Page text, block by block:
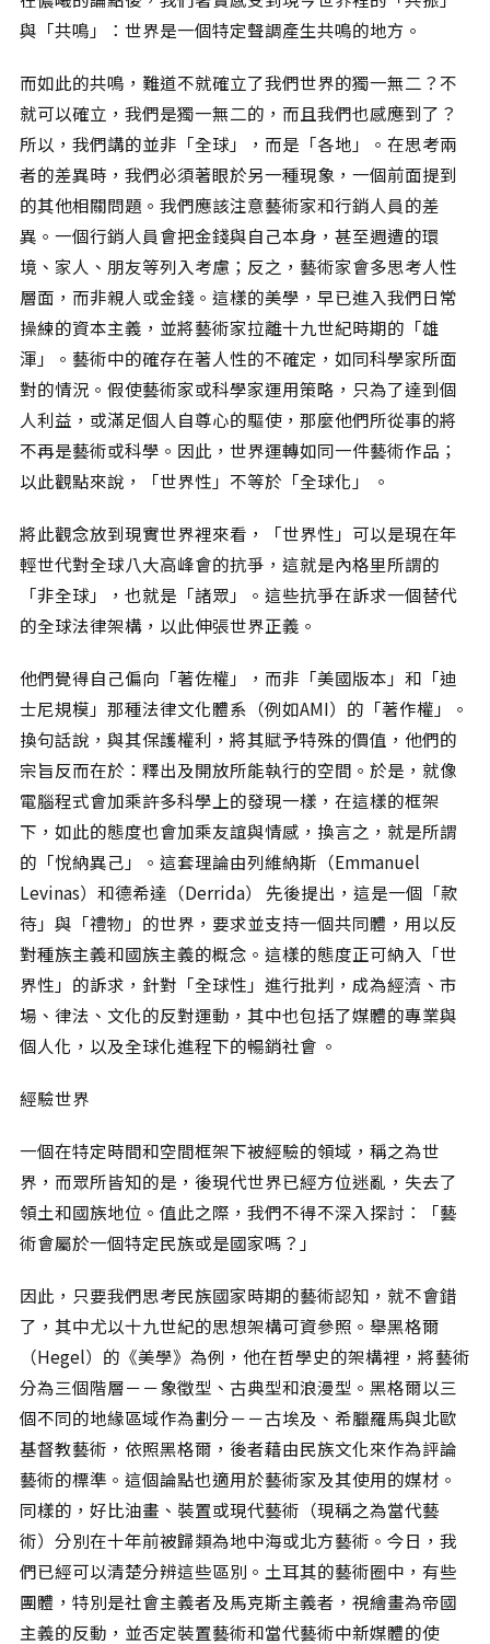
與「共鳴」：世界是一個特定聲調產生共鳴的地方。
而如此的共鳴，難道不就確立了我們世界的獨一無二？不
就可以確立，我們是獨一無二的，而且我們也感應到了？
所以，我們講的並非「全球」，而是「各地」。在思考兩
者的差異時，我們必須著眼於另一種現象，一個前面提到
的其他相關問題。我們應該注意藝術家和行銷人員的差
異。一個行銷人員會把金錢與自己本身，甚至週遭的環
境、家人、朋友等列入考慮；反之，藝術家會多思考人性
層面，而非親人或金錢。這樣的美學，早已進入我們日常
操練的資本主義，並將藝術家拉離十九世紀時期的「雄
渾」。藝術中的確存在著人性的不確定，如同科學家所面
對的情況。假使藝術家或科學家運用策略，只為了達到個
人利益，或滿足個人自尊心的驅使，那麼他們所從事的將
不再是藝術或科學。因此，世界運轉如同一件藝術作品；
以此觀點來說，「世界性」不等於「全球化」 。
將此觀念放到現實世界裡來看，「世界性」可以是現在年
輕世代對全球八大高峰會的抗爭，這就是內格里所謂的
「非全球」，也就是「諸眾」。這些抗爭在訴求一個替代
的全球法律架構，以此伸張世界正義。
他們覺得自己偏向「著佐權」，而非「美國版本」和「迪
士尼規模」那種法律文化體系（例如AMI）的「著作權」。
換句話說，與其保護權利，將其賦予特殊的價值，他們的
宗旨反而在於：釋出及開放所能執行的空間。於是，就像
電腦程式會加乘許多科學上的發現一樣，在這樣的框架
下，如此的態度也會加乘友誼與情感，換言之，就是所謂
的「悅納異己」。這套理論由列維納斯（Emmanuel
Levinas）和德希達（Derrida） 先後提出，這是一個「款
待」與「禮物」的世界，要求並支持一個共同體，用以反
對種族主義和國族主義的概念。這樣的態度正可納入「世
界性」的訴求，針對「全球性」進行批判，成為經濟、市
場、律法、文化的反對運動，其中也包括了媒體的專業與
個人化，以及全球化進程下的暢銷社會 。
經驗世界
一個在特定時間和空間框架下被經驗的領域，稱之為世
界，而眾所皆知的是，後現代世界已經方位迷亂，失去了
領土和國族地位。值此之際，我們不得不深入探討：「藝
術會屬於一個特定民族或是國家嗎？」
因此，只要我們思考民族國家時期的藝術認知，就不會錯
了，其中尤以十九世紀的思想架構可資參照。舉黑格爾
（Hegel）的《美學》為例，他在哲學史的架構裡，將藝術
分為三個階層－－象徵型、古典型和浪漫型。黑格爾以三
個不同的地緣區域作為劃分－－古埃及、希臘羅馬與北歐
基督教藝術，依照黑格爾，後者藉由民族文化來作為評論
藝術的標準。這個論點也適用於藝術家及其使用的媒材。
同樣的，好比油畫、裝置或現代藝術（現稱之為當代藝
術）分別在十年前被歸類為地中海或北方藝術。今日，我
們已經可以清楚分辨這些區別。土耳其的藝術圈中，有些
團體，特別是社會主義者及馬克斯主義者，視繪畫為帝國
主義的反動，並否定裝置藝術和當代藝術中新媒體的使